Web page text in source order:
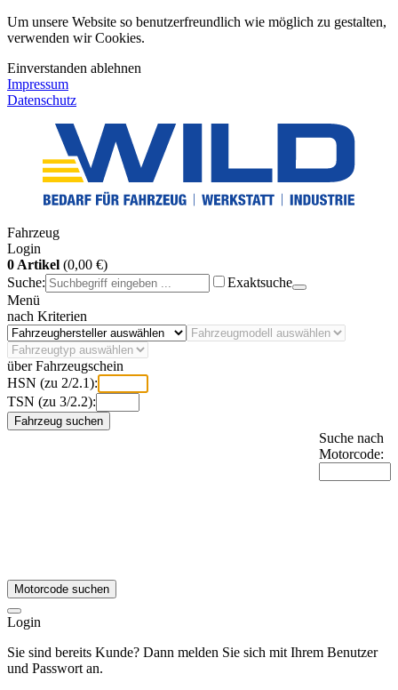
Um unsere Website so benutzerfreundlich wie möglich zu gestalten,
verwenden wir Cookies.
Einverstanden ablehnen
Impressum
Datenschutz
Fahrzeug
Login
0 Artikel (0,00 €)
Suche:
Exaktsuche
Menü
nach Kriterien
über Fahrzeugschein
HSN (zu 2/2.1):
TSN (zu 3/2.2):
Fahrzeug suchen
Suche nach
Motorcode:
Motorcode suchen
Login
Sie sind bereits Kunde? Dann melden Sie sich mit Ihrem Benutzer
und Passwort an.